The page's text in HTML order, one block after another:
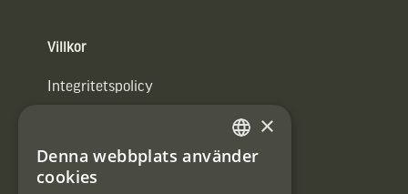
Villkor
Integritetspolicy
#Interjaktfamily SWEDISH
×
Denna webbplats använder
cookies